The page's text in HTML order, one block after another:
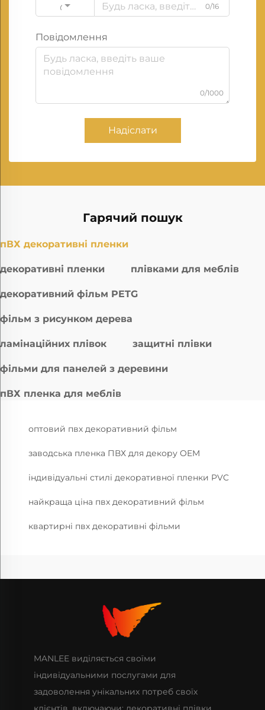
Code
0/16
Повідомлення
0/1000
Надіслати
Гарячий пошук
пВХ декоративні пленки
декоративні пленки плівками для меблів
декоративний фільм PETG
фільм з рисунком дерева
ламінаційних плівок защитні плівки
фільми для панелей з деревини
пВХ пленка для меблів
оптовий пвх декоративний фільм
заводська пленка ПВХ для декору OEM
індивідуальні стилі декоративної пленки PVC
найкраща ціна пвх декоративний фільм
квартирні пвх декоративні фільми
MANLEE виділяється своїми
індивідуальними послугами для
задоволення унікальних потреб своїх